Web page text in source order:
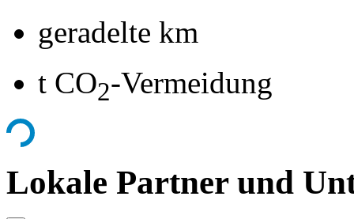
geradelte km
t CO2-Vermeidung
Lokale Partner und